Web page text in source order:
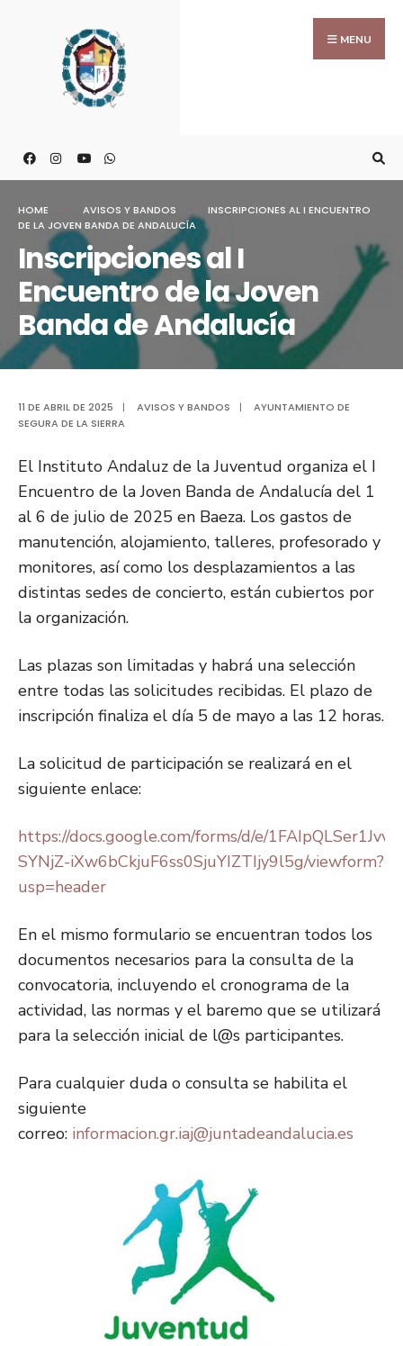
MENU
HOME AVISOS Y BANDOS
INSCRIPCIONES AL I ENCUENTRO
DE LA JOVEN BANDA DE ANDALUCÍA
Inscripciones al I
Encuentro de la Joven
Banda de Andalucía
11 DE ABRIL DE 2025 | AVISOS Y BANDOS |
AYUNTAMIENTO DE
SEGURA DE LA SIERRA
El Instituto Andaluz de la Juventud organiza el I
Encuentro de la Joven Banda de Andalucía del 1
al 6 de julio de 2025 en Baeza. Los gastos de
manutención, alojamiento, talleres, profesorado y
monitores, así como los desplazamientos a las
distintas sedes de concierto, están cubiertos por
la organización.
Las plazas son limitadas y habrá una selección
entre todas las solicitudes recibidas. El plazo de
inscripción finaliza el día 5 de mayo a las 12 horas.
La solicitud de participación se realizará en el
siguiente enlace:
https://docs.google.com/forms/d/e/
SYNjZ-iXw6bCkjuF6ss0SjuYIZTIjy9l5g/viewform?
usp=header
En el mismo formulario se encuentran todos los
documentos necesarios para la consulta de la
convocatoria, incluyendo el cronograma de la
actividad, las normas y el baremo que se utilizará
para la selección inicial de l@s participantes.
Para cualquier duda o consulta se habilita el
siguiente
correo: informacion.gr.iaj@juntadeandalucia.es